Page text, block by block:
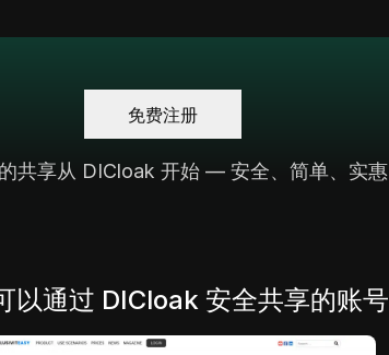
免费注册
共享从 DICloak 开始 — 安全、简单、实惠
以通过 DICloak 安全共享的账号